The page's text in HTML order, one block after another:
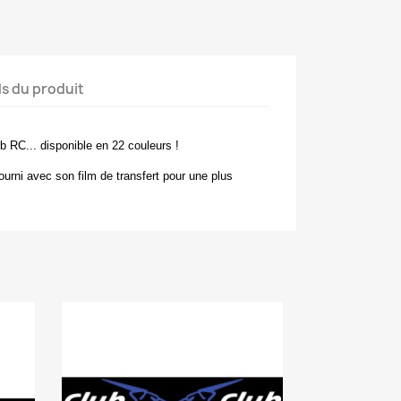
du produit
RC... disponible en 22 couleurs !
avec son film de transfert pour une plus